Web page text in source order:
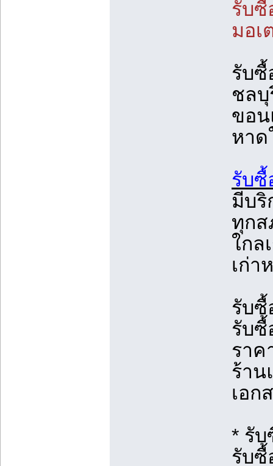
รับซื้
มอเ
รับซื้
ชลบุ
ขอน
หา
รับซื้
มีบริ
ทุกส
ใกล
เก่า
รับ
รับซื้
ราค
ร้าน
เอก
* รั
รับซื้